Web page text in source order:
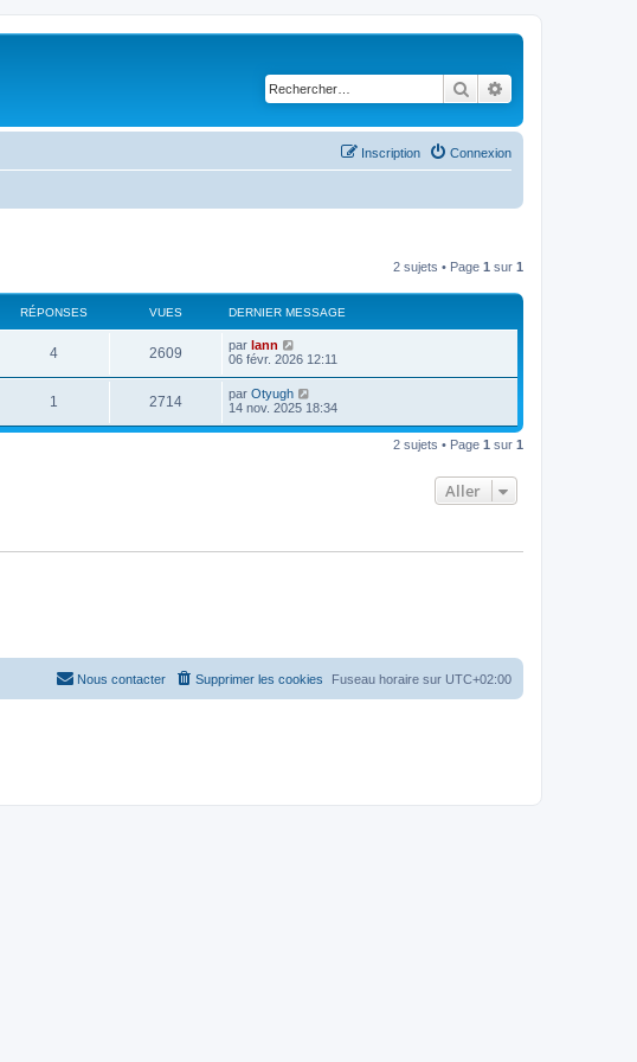
Rechercher
Connexion
Inscription
2 sujets • Page 1 sur 1
RÉPONSES VUES DERNIER MESSAGE
4 2609 par lann
06 févr. 2026 12:11
1 2714 par Otyugh
14 nov. 2025 18:34
2 sujets • Page 1 sur 1
Aller
Fuseau horaire sur UTC+02:00
Supprimer les cookies
Nous contacter